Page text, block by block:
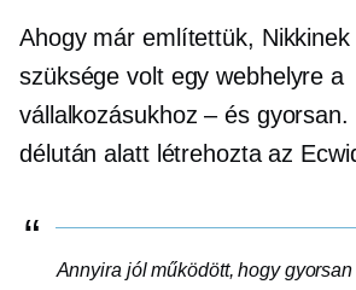
Ahogy már említettük,
szüksége volt egy webhelyre a
vállalkozásukhoz – és gyorsan.
délután alatt létrehozta az
Annyira jól működött, hogy